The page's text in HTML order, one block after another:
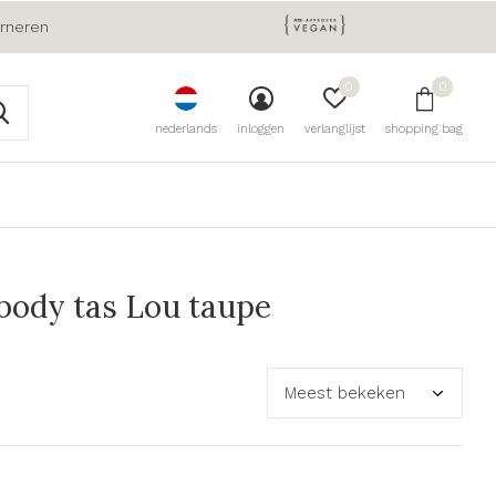
nederlands inloggen verlanglijst
0
shopping bag
0
tas Lou taupe